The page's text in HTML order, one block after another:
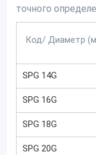
точного
Код/ Диаметр
SPG 14G
SPG 16G
SPG 18G
SPG 20G